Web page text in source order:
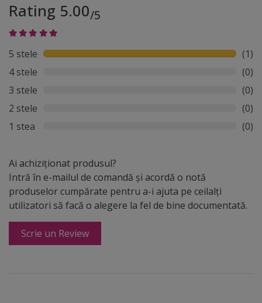
Rating 5.00/5
5 stele
(1)
4 stele
(0)
3 stele
(0)
2 stele
(0)
1 stea
(0)
Ai achiziționat produsul?
Intră în e-mailul de comandă și acordă o notă
produselor cumpărate pentru a-i ajuta pe ceilalți
utilizatori să facă o alegere la fel de bine documentată.
Scrie un Review